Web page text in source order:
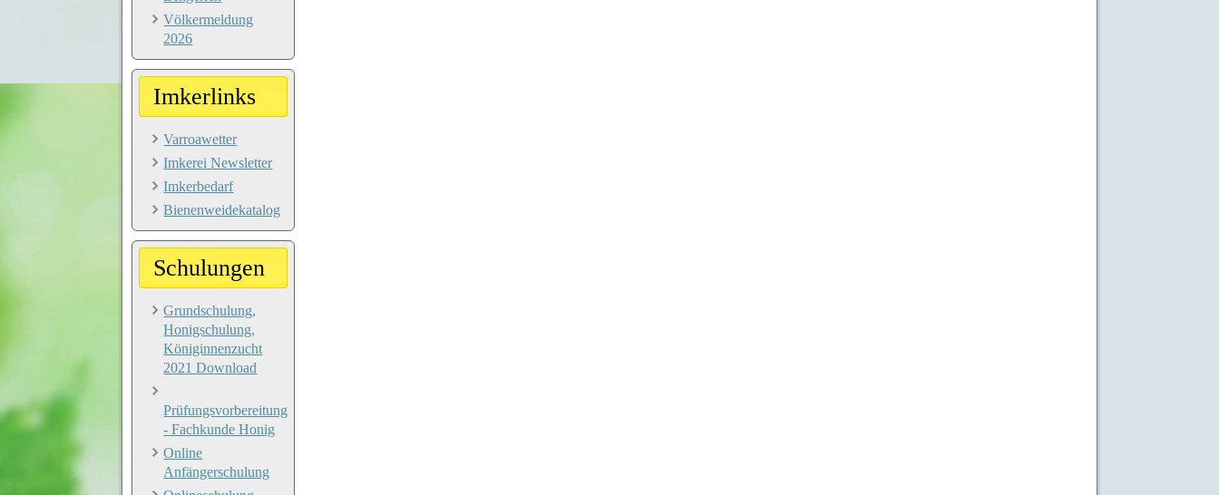
Völkermeldung
2026
Imkerlinks
Varroawetter
Imkerei Newsletter
Imkerbedarf
Bienenweidekatalog
Schulungen
Grundschulung,
Honigschulung,
Königinnenzucht
2021 Download
Prüfungsvorbereitung
- Fachkunde Honig
Online
Anfängerschulung